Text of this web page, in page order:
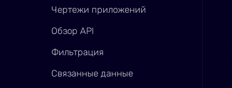
Чертежи приложений
Обзор API
Фильтрация
Связанные данные